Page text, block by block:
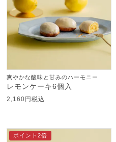
爽やかな酸味と甘みのハーモニー
レモンケーキ6個入
2,160 税込
ポイント2倍